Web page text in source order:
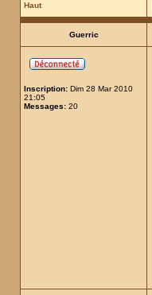
Haut
Guerric
Inscription: Dim 28 Mar 2010
21:05
Messages: 20